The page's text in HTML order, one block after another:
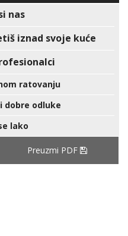
nas
iznad svoje kuće
ratovanju
dobre odluke
lako
Preuzmi PDF